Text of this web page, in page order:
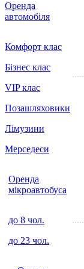
Оренда
автомобіля
Комфорт клас
Бізнес клас
VIP клас
Позашляховики
Лімузини
Мерседеси
Оренда
мікроавтобуса
до 8 чол.
до 23 чол.